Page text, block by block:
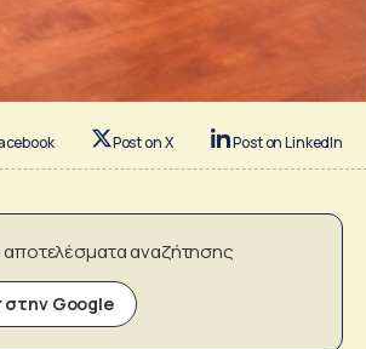
Post on X Post on LinkedIn
αναζήτησης
Google